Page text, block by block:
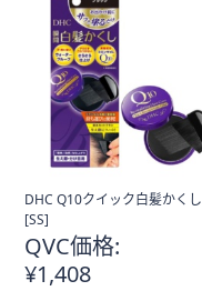
DHC Q10クイック白髪かくし
[SS]
QVC価格:
¥1,408